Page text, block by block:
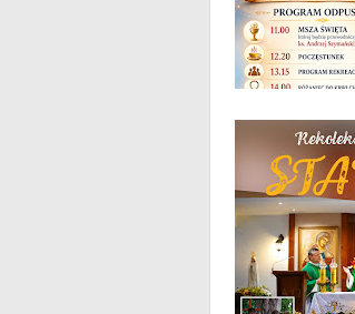
1. Za śp.